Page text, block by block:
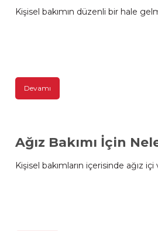
Kişisel bakımın düzenli bir hale
Devamı
Ağız Bakımı İçin
Kişisel bakımların içerisinde ağız